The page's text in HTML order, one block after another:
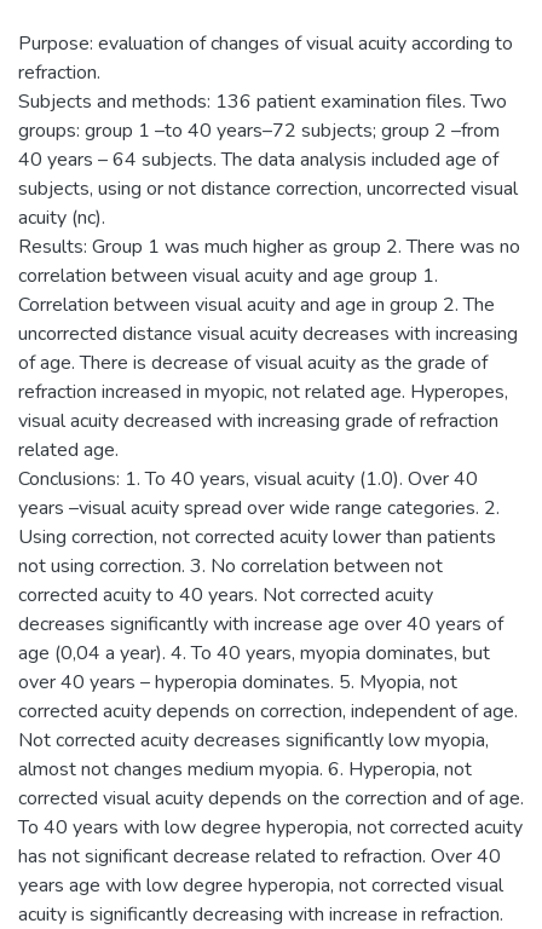
Purpose: evaluation of changes of visual acuity according to
refraction.
Subjects and methods: 136 patient examination files. Two
groups: group 1 –to 40 years–72 subjects; group 2 –from
40 years – 64 subjects. The data analysis included age of
subjects, using or not distance correction, uncorrected visual
acuity (nc).
Results: Group 1 was much higher as group 2. There was no
correlation between visual acuity and age group 1.
Correlation between visual acuity and age in group 2. The
uncorrected distance visual acuity decreases with increasing
of age. There is decrease of visual acuity as the grade of
refraction increased in myopic, not related age. Hyperopes,
visual acuity decreased with increasing grade of refraction
related age.
Conclusions: 1. To 40 years, visual acuity (1.0). Over 40
years –visual acuity spread over wide range categories. 2.
Using correction, not corrected acuity lower than patients
not using correction. 3. No correlation between not
corrected acuity to 40 years. Not corrected acuity
decreases significantly with increase age over 40 years of
age (0,04 a year). 4. To 40 years, myopia dominates, but
over 40 years – hyperopia dominates. 5. Myopia, not
corrected acuity depends on correction, independent of age.
Not corrected acuity decreases significantly low myopia,
almost not changes medium myopia. 6. Hyperopia, not
corrected visual acuity depends on the correction and of age.
To 40 years with low degree hyperopia, not corrected acuity
has not significant decrease related to refraction. Over 40
years age with low degree hyperopia, not corrected visual
acuity is significantly decreasing with increase in refraction.